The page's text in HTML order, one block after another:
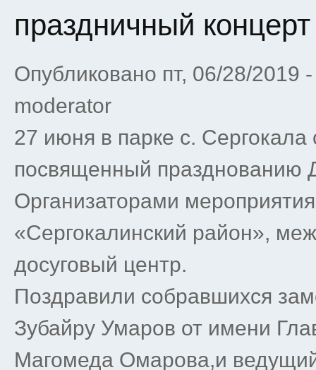
праздничный
Опубликовано пт, 06/28/2019
moderator
27 июня в парке с. Сергокала
посвященный празднованию
Организаторами
«Сергокалинский район»,
досуговый центр.
Поздравили собравшихся
Зубайру Умаров от имени
Магомеда Омарова,и